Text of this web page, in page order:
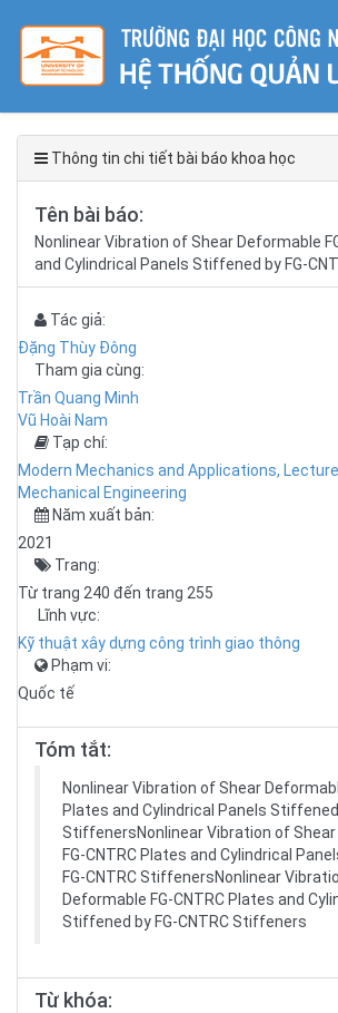
Thông tin chi tiết bài báo khoa học
Tên bài báo:
Nonlinear Vibration of Shear Deformable
and Cylindrical Panels Stiffened by FG-
Tác giả:
Đặng Thùy Đông
Tham gia cùng:
Trần Quang Minh
Vũ Hoài Nam
Tạp chí:
Modern Mechanics and Applications,
Mechanical Engineering
Năm xuất bản:
2021
Trang:
Từ trang 240 đến trang 255
Lĩnh vực:
Kỹ thuật xây dựng công trình giao thông
Phạm vi:
Quốc tế
Tóm tắt:
Nonlinear Vibration of Shear
Plates and Cylindrical Panels Stiffened
StiffenersNonlinear Vibration of
FG-CNTRC Plates and Cylindrical
FG-CNTRC StiffenersNonlinear
Deformable FG-CNTRC Plates and
Stiffened by FG-CNTRC Stiffeners
Từ khóa: